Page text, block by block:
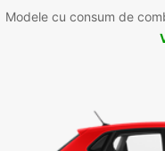
Modele cu consum de